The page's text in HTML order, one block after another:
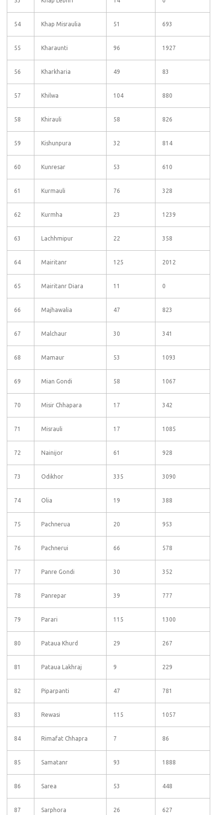
54 Khap Misraulia 51 693
55 Kharaunti 96 1927
56 Kharkharia 49 83
57 Khilwa 104 880
58 Khirauli 58 826
59 Kishunpura 32 814
60 Kunresar 53 610
61 Kurmauli 76 328
62 Kurmha 23 1239
63 Lachhmipur 22 358
64 Mairitanr 125 2012
65 Mairitanr Diara 11 0
66 Majhawalia 47 823
67 Malchaur 30 341
68 Mamaur 53 1093
69 Mian Gondi 58 1067
70 Misir Chhapara 17 342
71 Misrauli 17 1085
72 Nainijor 61 928
73 Odikhor 335 3090
74 Olia 19 388
75 Pachnerua 20 953
76 Pachnerui 66 578
77 Panre Gondi 30 352
78 Panrepar 39 777
79 Parari 115 1300
80 Pataua Khurd 29 267
81 Pataua Lakhraj 9 229
82 Piparpanti 47 781
83 Rewasi 115 1057
84 Rimafat Chhapra 7 86
85 Samatanr 93 1888
86 Sarea 53 448
87 Sarphora 26 627